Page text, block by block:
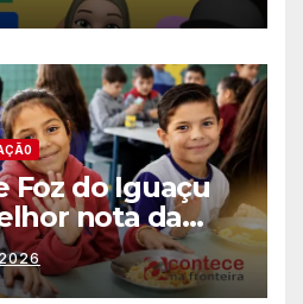
Foz do Iguaçu
nota da